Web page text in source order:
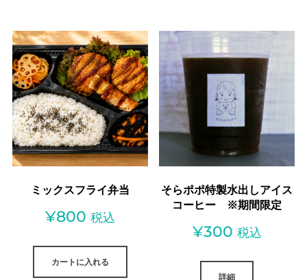
は
¥850
で
し
た。
格
は
¥750
で
す。
ミックスフライ弁当
¥800 税込
カートに入れる
そらポポ特製水出しアイス
コーヒー ※期間限定
¥300 税込
詳細